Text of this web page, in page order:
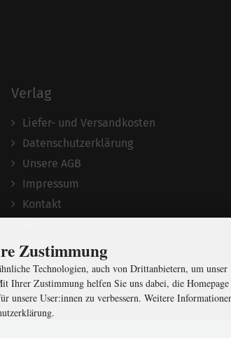
Verlag
Liefer- und Versandkosten
Datenschutzerklärung
Unsere AGB
Impressum
Kontakt
Mediadaten
Über uns
Zustimmung
Technologien, auch von Drittanbietern, um unser
Ihrer Zustimmung helfen Sie uns dabei, die Homepage
unsere User:innen zu verbessern. Weitere